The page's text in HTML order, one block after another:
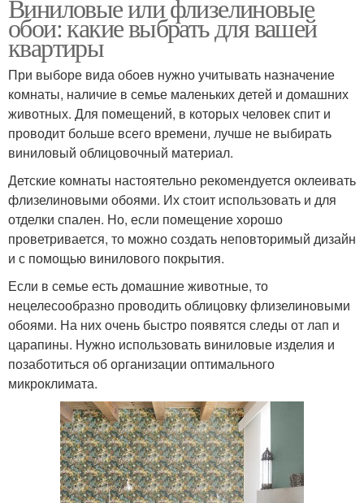
Виниловые или флизелиновые
обои: какие выбрать для вашей
квартиры
При выборе вида обоев нужно учитывать назначение
комнаты, наличие в семье маленьких детей и домашних
животных. Для помещений, в которых человек спит и
проводит больше всего времени, лучше не выбирать
виниловый облицовочный материал.
Детские комнаты настоятельно рекомендуется оклеивать
флизелиновыми обоями. Их стоит использовать и для
отделки спален. Но, если помещение хорошо
проветривается, то можно создать неповторимый дизайн
и с помощью винилового покрытия.
Если в семье есть домашние животные, то
нецелесообразно проводить облицовку флизелиновыми
обоями. На них очень быстро появятся следы от лап и
царапины. Нужно использовать виниловые изделия и
позаботиться об организации оптимального
микроклимата.